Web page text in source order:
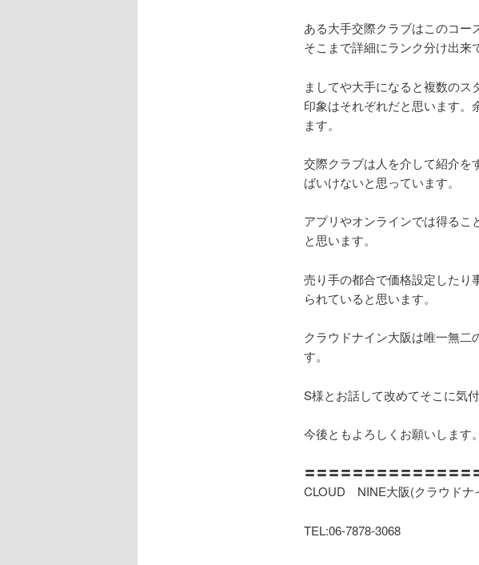
ある大手交際クラブはこのコー
そこまで詳細にランク分け出来
ましてや大手になると複数の
印象はそれぞれだと思います。
ます。
交際クラブは人を介して紹介を
ばいけないと思っています。
アプリやオンラインでは得る
と思います。
売り手の都合で価格設定したり
られていると思います。
クラウドナイン大阪は唯一無二
す。
S様とお話して改めてそこに気
今後ともよろしくお願いします。
〓〓〓〓〓〓〓〓〓〓〓〓〓〓
CLOUD NINE大阪(クラウドナ
TEL:06-7878-3068